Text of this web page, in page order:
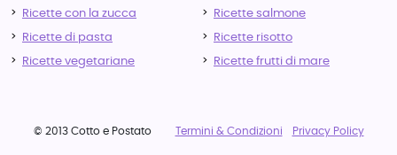
Ricette con la zucca
Ricette di pasta
Ricette vegetariane
Ricette salmone
Ricette risotto
Ricette frutti di mare
© 2013 Cotto e Postato Termini & Condizioni Privacy Policy